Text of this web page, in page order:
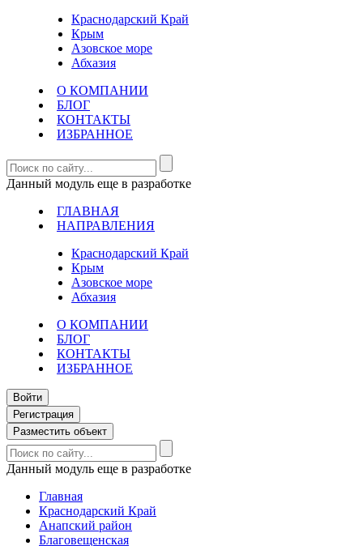
Краснодарский Край
Крым
Азовское море
Абхазия
О КОМПАНИИ
БЛОГ
КОНТАКТЫ
ИЗБРАННОЕ
Данный модуль еще в разработке
ГЛАВНАЯ
НАПРАВЛЕНИЯ
Краснодарский Край
Крым
Азовское море
Абхазия
О КОМПАНИИ
БЛОГ
КОНТАКТЫ
ИЗБРАННОЕ
Войти
Регистрация
Разместить объект
Данный модуль еще в разработке
Главная
Краснодарский Край
Анапский район
Благовещенская